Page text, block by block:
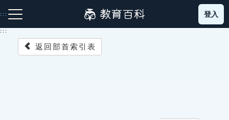
到
主
::: 登入
:::
返回部首索引表